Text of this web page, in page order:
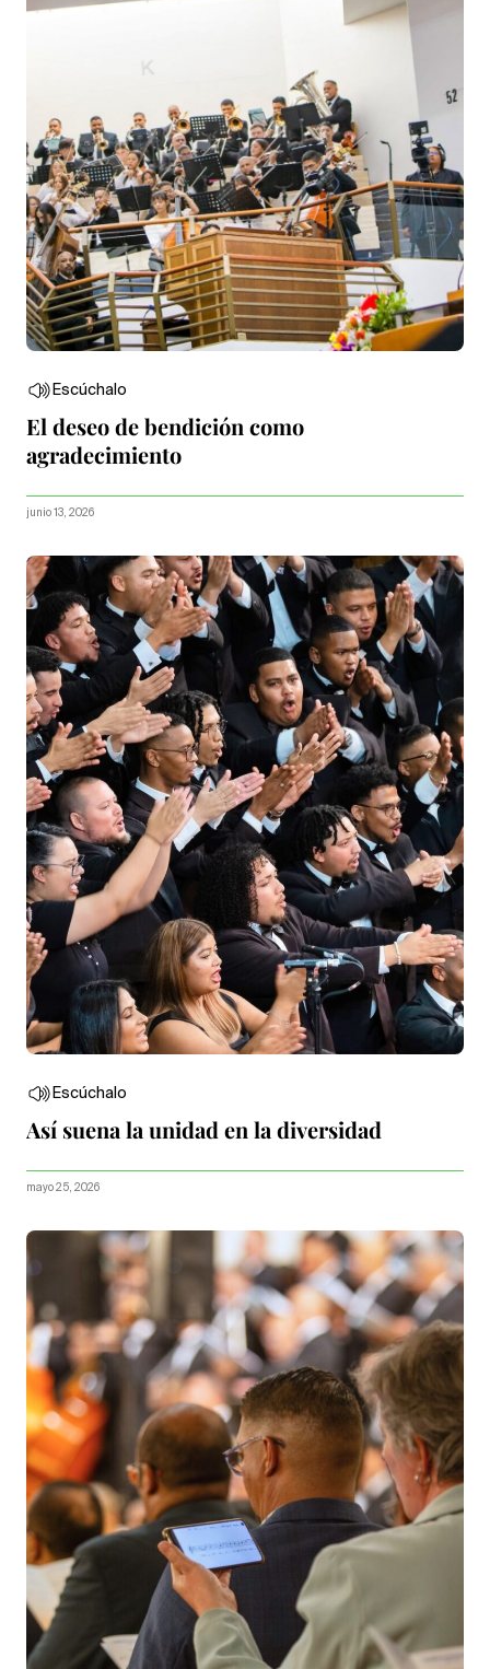
Escúchalo
El deseo de bendición como
agradecimiento
junio 13, 2026
Escúchalo
Así suena la unidad en la diversidad
mayo 25, 2026